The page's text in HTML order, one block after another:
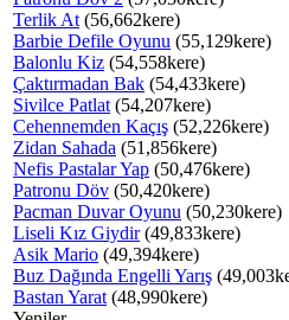
Terlik At (56,662kere)
Barbie Defile Oyunu (55,129kere)
Balonlu Kiz (54,558kere)
Çaktırmadan Bak (54,433kere)
Sivilce Patlat (54,207kere)
Cehennemden Kaçış (52,226kere)
Zidan Sahada (51,856kere)
Nefis Pastalar Yap (50,476kere)
Patronu Döv (50,420kere)
Pacman Duvar Oyunu (50,230kere)
Liseli Kız Giydir(49,833kere)
Asik Mario (49,394kere)
Buz Dağında Engelli Yarış
Bastan Yarat (48,990kere)